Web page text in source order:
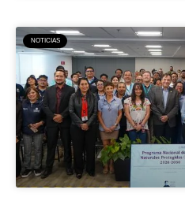
NOTICIAS